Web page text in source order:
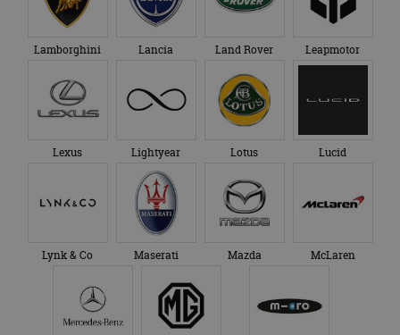
Lamborghini Lancia Land Rover Leapmotor
Lexus Lightyear Lotus Lucid
Lynk & Co Maserati Mazda McLaren